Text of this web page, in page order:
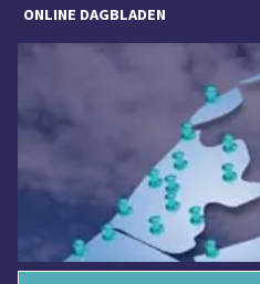
ONLINE DAGBLADEN